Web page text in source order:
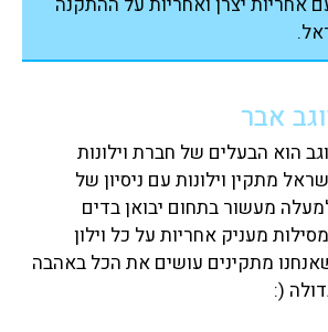
אבר
הוא הבעלים של חברת וילונות
מתקין וילונות עם ניסיון של
מעשור בתחום יבואן בדים
מעניק אחריות על כל וילון
מתקינים עושים את הכל באהבה
(: